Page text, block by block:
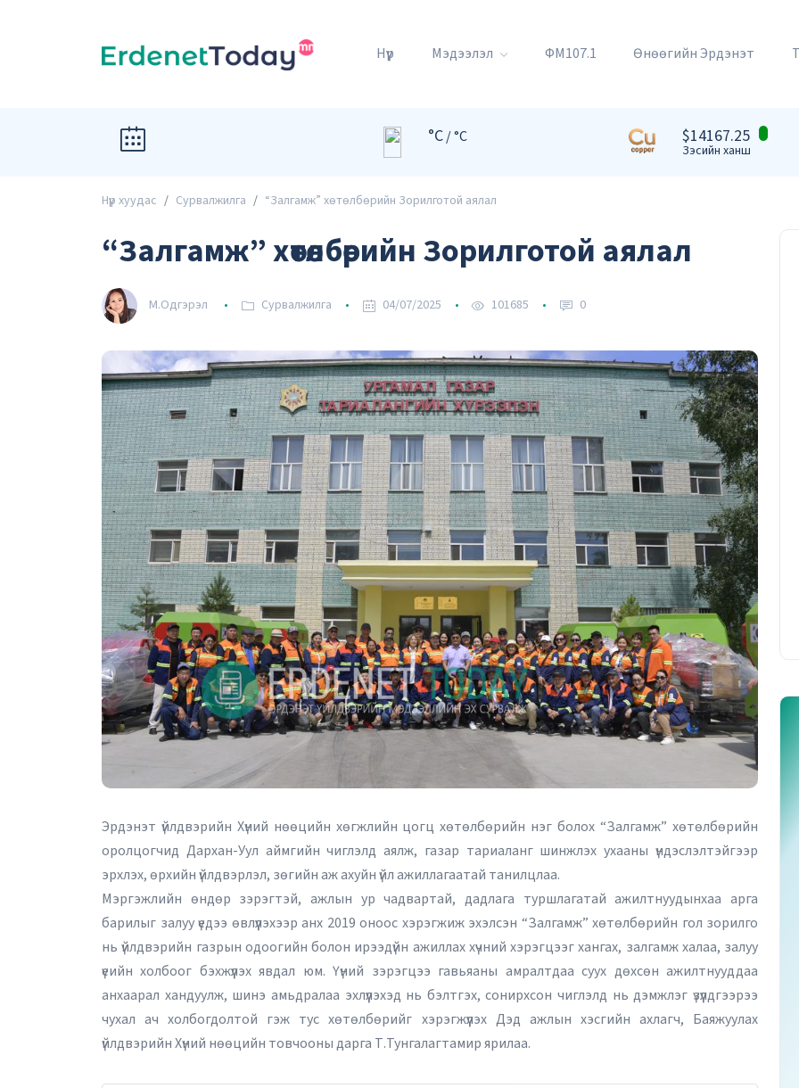
Нүүр Мэдээлэл ФМ107.1 Өнөөгийн Эрдэнэт
°C/ °C $14167.25
Зэсийн ханш
Нүүр хуудас Сурвалжилга “Залгамж” хөтөлбөрийн Зорилготой аялал
“Залгамж” хөтөлбөрийн Зорилготой аялал
М.Одгэрэл Сурвалжилга 04/07/2025 101685 0
Эрдэнэт үйлдвэрийн Хүний нөөцийн хөгжлийн цогц хөтөлбөрийн нэг болох “Залгамж” хөтөлбөрийн
оролцогчид Дархан-Уул аймгийн чиглэлд аялж, газар тариаланг шинжлэх ухааны үндэслэлтэйгээр
эрхлэх, өрхийн үйлдвэрлэл, зөгийн аж ахуйн үйл ажиллагаатай танилцлаа.
Мэргэжлийн өндөр зэрэгтэй, ажлын ур чадвартай, дадлага туршлагатай ажилтнуудынхаа арга
барилыг залуу үедээ өвлүүлэхээр анх 2019 оноос хэрэгжиж эхэлсэн “Залгамж” хөтөлбөрийн гол зорилго
нь үйлдвэрийн газрын одоогийн болон ирээдүйн ажиллах хүчний хэрэгцээг хангах, залгамж халаа, залуу
үеийн холбоог бэхжүүлэх явдал юм. Үүний зэрэгцээ гавьяаны амралтдаа суух дөхсөн ажилтнууддаа
анхаарал хандуулж, шинэ амьдралаа эхлүүлэхэд нь бэлтгэх, сонирхсон чиглэлд нь дэмжлэг үзүүлдгээрээ
чухал ач холбогдолтой гэж тус хөтөлбөрийг хэрэгжүүлэх Дэд ажлын хэсгийн ахлагч, Баяжуулах
үйлдвэрийн Хүний нөөцийн товчооны дарга Т.Тунгалагтамир ярилаа.